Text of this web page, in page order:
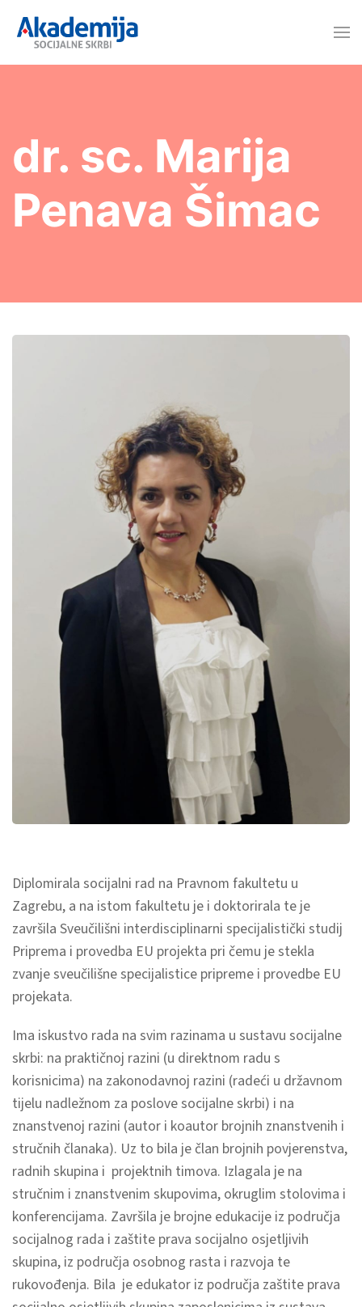
dr. sc. Marija
Penava Šimac
Diplomirala socijalni rad na Pravnom fakultetu u
Zagrebu, a na istom fakultetu je i doktorirala te je
završila Sveučilišni interdisciplinarni specijalistički studij
Priprema i provedba EU projekta pri čemu je stekla
zvanje sveučilišne specijalistice pripreme i provedbe EU
projekata.
Ima iskustvo rada na svim razinama u sustavu socijalne
skrbi: na praktičnoj razini (u direktnom radu s
korisnicima) na zakonodavnoj razini (radeći u državnom
tijelu nadležnom za poslove socijalne skrbi) i na
znanstvenoj razini (autor i koautor brojnih znanstvenih i
stručnih članaka). Uz to bila je član brojnih povjerenstva,
radnih skupina i projektnih timova. Izlagala je na
stručnim i znanstvenim skupovima, okruglim stolovima i
konferencijama. Završila je brojne edukacije iz područja
socijalnog rada i zaštite prava socijalno osjetljivih
skupina, iz područja osobnog rasta i razvoja te
rukovođenja. Bila je edukator iz područja zaštite prava